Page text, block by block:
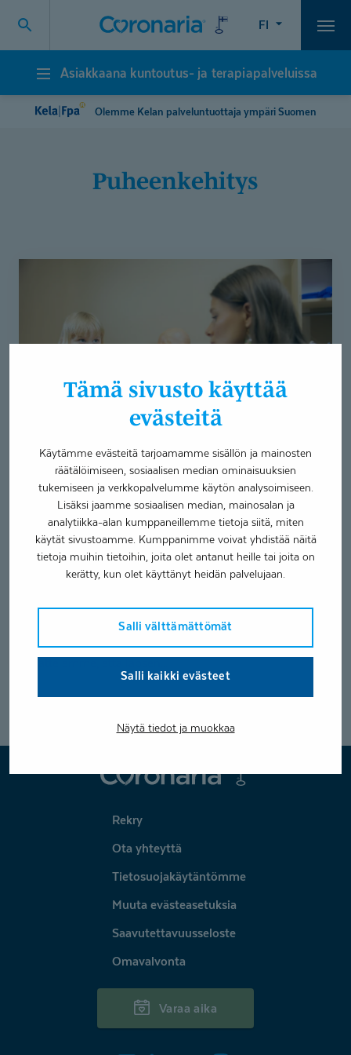
Tämä sivusto käyttää
evästeitä
Käytämme evästeitä tarjoamamme sisällön ja mainosten
räätälöimiseen, sosiaalisen median ominaisuuksien
tukemiseen ja verkkopalvelumme käytön analysoimiseen.
Lisäksi jaamme sosiaalisen median, mainosalan ja
analytiikka-alan kumppaneillemme tietoja siitä, miten
käytät sivustoamme. Kumppanimme voivat yhdistää näitä
tietoja muihin tietoihin, joita olet antanut heille tai joita on
kerätty, kun olet käyttänyt heidän palvelujaan.
Salli välttämättömät
Salli kaikki evästeet
Näytä tiedot ja muokkaa
FI
Asiakkaana
kuntoutus-
Asiakkaana kuntoutus- ja terapiapalveluissa
Olemme Kelan palveluntuottaja ympäri Suomen
puheenkehitys
perusta
Ydinsanat – kielenkehi­tyksen
tärkeä perusta
Asiantuntija-artikkeli
Lasten puheterapia
Puheterapia
Moni vanhempi pohtii, miten lapsen kielenkehitystä
voisi parhaiten tukea arjen keskellä. Usein
Coronaria
Rekry
Ota yhteyttä
Tietosuojakäytäntömme
Muuta evästeasetuksia
Saavutettavuusseloste
Omavalvonta
Varaa aika